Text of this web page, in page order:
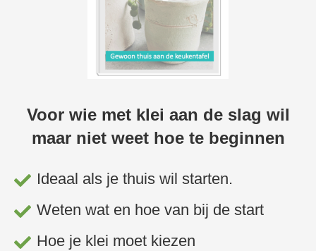
Voor wie met klei aan de slag wil
maar niet weet hoe te beginnen
Ideaal als je thuis wil starten.
Weten wat en hoe van bij de start
Hoe je klei moet kiezen